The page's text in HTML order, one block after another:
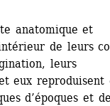
anatomique et
de leurs
leurs
eux reproduisent
d’époques et